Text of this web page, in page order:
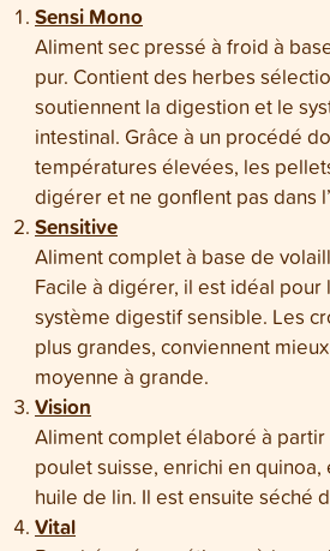
Sensi Mono
Aliment sec pressé à froid à
pur. Contient des herbes
soutiennent la digestion et le
intestinal. Grâce à un procédé
températures élevées, les
digérer et ne gonflent pas dans
Sensitive
Aliment complet à base de
Facile à digérer, il est idéal pour
système digestif sensible. Les
plus grandes, conviennent
moyenne à grande.
Vision
Aliment complet élaboré à
poulet suisse, enrichi en
huile de lin. Il est ensuite séché
Vital